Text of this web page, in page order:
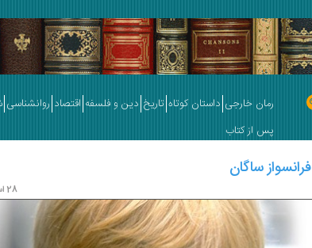
رمان خارجی داستان کوتاه تاریخ دین و فلسفه اقتصاد روانشناسی
پس از کتاب
فرانسواز ساگان
28 اسفند 1384